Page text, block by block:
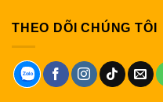
THEO DÕI CHÚNG TÔI